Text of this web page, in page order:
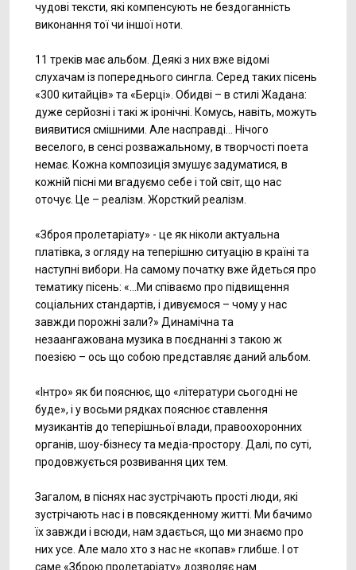
чудові тексти, які компенсують не бездоганність
виконання тої чи іншої ноти.
11 треків має альбом. Деякі з них вже відомі
слухачам із попереднього сингла. Серед таких пісень
«300 китайців» та «Берці». Обидві – в стилі Жадана:
дуже серйозні і такі ж іронічні. Комусь, навіть, можуть
виявитися смішними. Але насправді… Нічого
веселого, в сенсі розважальному, в творчості поета
немає. Кожна композиція змушує задуматися, в
кожній пісні ми вгадуємо себе і той світ, що нас
оточує. Це – реалізм. Жорсткий реалізм.
«Зброя пролетаріату» - це як ніколи актуальна
платівка, з огляду на теперішню ситуацію в країні та
наступні вибори. На самому початку вже йдеться про
тематику пісень: «…Ми співаємо про підвищення
соціальних стандартів, і дивуємося – чому у нас
завжди порожні зали?» Динамічна та
незаангажована музика в поєднанні з такою ж
поезією – ось що собою представляє даний альбом.
«Інтро» як би пояснює, що «літератури сьогодні не
буде», і у восьми рядках пояснює ставлення
музикантів до теперішньої влади, правоохоронних
органів, шоу-бізнесу та медіа-простору. Далі, по суті,
продовжується розвивання цих тем.
Загалом, в піснях нас зустрічають прості люди, які
зустрічають нас і в повсякденному житті. Ми бачимо
їх завжди і всюди, нам здається, що ми знаємо про
них усе. Але мало хто з нас не «копав» глибше. І от
саме «Зброю пролетаріату» дозволяє нам